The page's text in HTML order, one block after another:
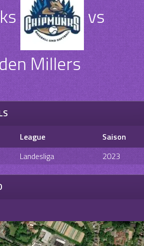
vs
Millers
League
Saison
Landesliga 2023